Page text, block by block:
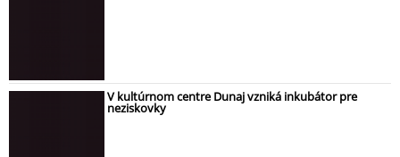
V kultúrnom centre Dunaj vzniká inkubátor pre
neziskovky